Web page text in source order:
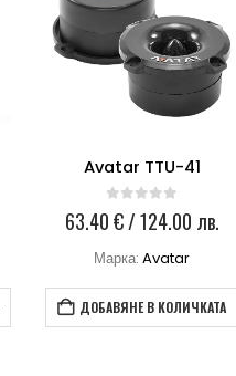
Avatar TTU-41
0 out of 5
63.40€/ 124.00 лв.
Марка:Avatar
ДОБАВЯНЕ В КОЛИЧКАТА